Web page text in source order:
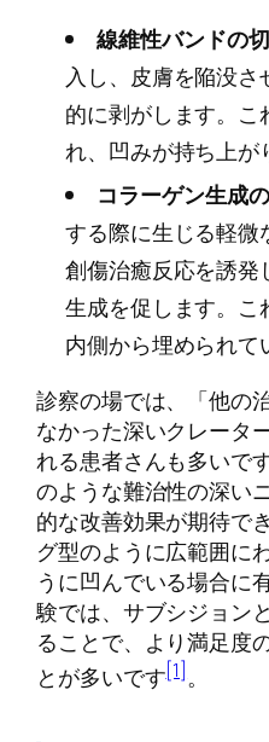
線維性バンドの
入し、皮膚を陥没
的に剥がします。こ
れ、凹みが持ち上が
コラーゲン生成
する際に生じる軽微
創傷治癒反応を誘
生成を促します。
内側から埋められて
診察の場では、「他の
なかった深いクレータ
れる患者さんも多いで
のような難治性の深い
的な改善効果が期待で
グ型のように広範囲に
うに凹んでいる場合に
験では、サブシジョン
ることで、より満足度
とが多いです[1]。